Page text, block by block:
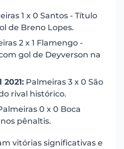
1 x 0 Santos - Título
de Breno Lopes.
2 x 1 Flamengo -
gol de Deyverson na
Palmeiras 3 x 0 São
rival histórico.
0 x 0 Boca
pênaltis.
vitórias significativas e